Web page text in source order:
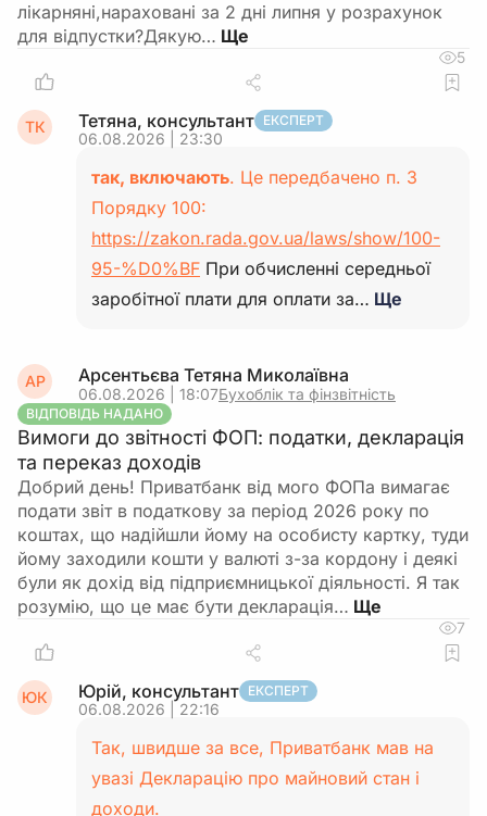
лікарняні,нараховані за 2 дні липня у розрахунок
для відпустки?Дякую…
5
ТК Тетяна, консультант ЕКСПЕРТ
06.08.2026 | 23:30
так, включають. Це передбачено п. 3
Порядку 100:
https://zakon.rada.gov.ua/laws/show/100-
95-%D0%BF При обчисленні середньої
заробітної плати для оплати за… Ще
АР Арсентьєва Тетяна Миколаївна
06.08.2026 | 18:07Бухоблік та фінзвітність
ВІДПОВІДЬ НАДАНО
Вимоги до звітності ФОП: податки, декларація
та переказ доходів
Добрий день! Приватбанк від мого ФОПа вимагає
подати звіт в податкову за період 2026 року по
коштах, що надійшли йому на особисту картку, туди
йому заходили кошти у валюті з-за кордону і деякі
були як дохід від підприємницької діяльності. Я так
розумію, що це має бути декларація…
7
ЮК Юрій, консультант ЕКСПЕРТ
06.08.2026 | 22:16
Так, швидше за все, Приватбанк мав на
увазі Декларацію про майновий стан і
доходи.